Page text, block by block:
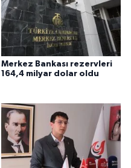
Merkez Bankası rezervleri
164,4 milyar dolar oldu